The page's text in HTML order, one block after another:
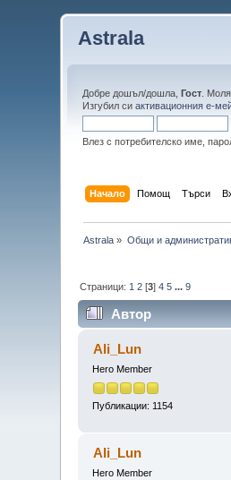
Astrala
Добре дошъл/дошла,Гост .
Изгубил сиактивационния е-
Влез с потребителско име,
Начало Помощ Търси
Astrala » Общи и
Страници: 1 2 [3]4 5 ...9
Автор
Ali_Lun
Hero Member
Публикации: 1154
Ali_Lun
Hero Member